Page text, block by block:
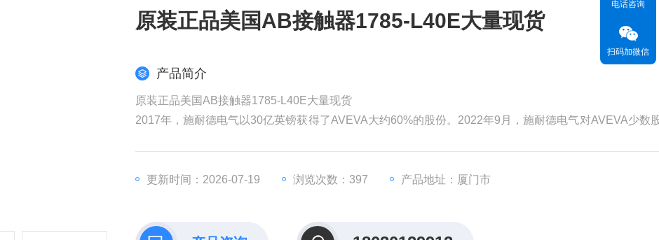
原装正品美国AB接触器1785-L40E大量现货
产品简介
原装正品美国AB接触器1785-L40E大量现货
2017年，施耐德电气以30亿英镑获得了AVEVA大约60%的股份。2022年9月，施耐德电气对AVEVA少数
全球工业部门越来越依赖数据来实现商业价值。但和其他材料一样，
更新时间：2026-07-19 浏览次数：397 产品地址：厦门市
电话咨询
扫码加微信